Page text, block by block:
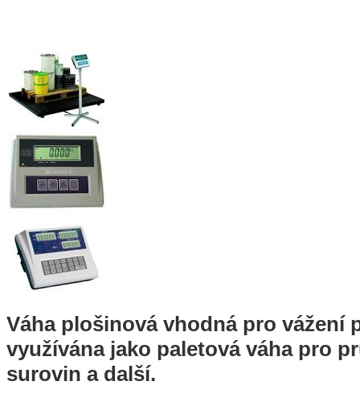
Váha plošinová vhodná pro vážení
využívána jako paletová váha pro
surovin a další.